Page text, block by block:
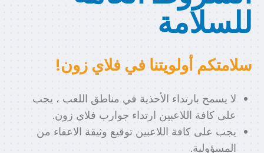
للسلامة
سلامتكم أولويتنا في فلاي زون!
لا يسمح بارتداء الأحذية في مناطق اللعب ، يجب
على كافة اللاعبين ارتداء جوارب فلاي زون.
يجب على كافة اللاعبين توقيع وثيقة الاعفاء من
المسؤولية.